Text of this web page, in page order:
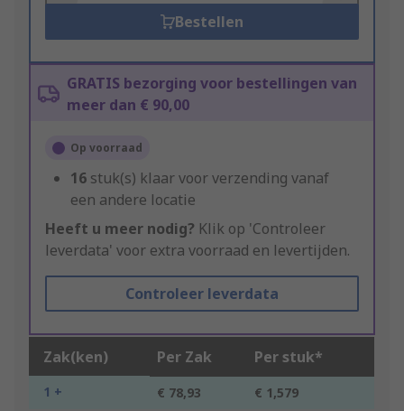
Bestellen
GRATIS bezorging voor bestellingen van
meer dan € 90,00
Op voorraad
16 stuk(s) klaar voor verzending vanaf
een andere locatie
Heeft u meer nodig? Klik op 'Controleer
leverdata' voor extra voorraad en levertijden.
Controleer leverdata
Zak(ken) Per Zak Per stuk*
1 + € 78,93 € 1,579